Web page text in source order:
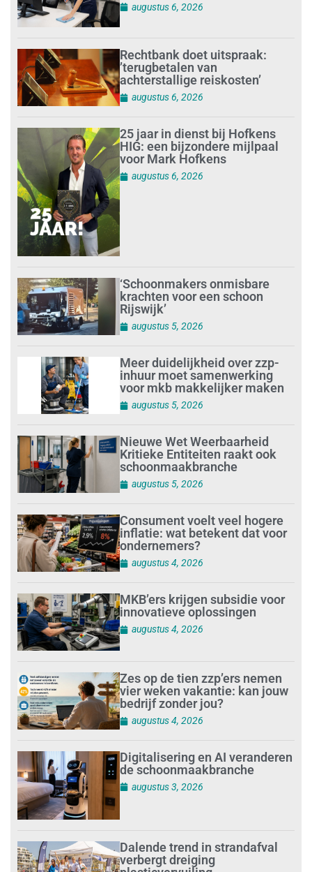
augustus 6, 2026
Rechtbank doet uitspraak:
’terugbetalen van
achterstallige reiskosten’
augustus 6, 2026
25 jaar in dienst bij Hofkens
HIG: een bijzondere mijlpaal
voor Mark Hofkens
augustus 6, 2026
‘Schoonmakers onmisbare
krachten voor een schoon
Rijswijk’
augustus 5, 2026
Meer duidelijkheid over zzp-
inhuur moet samenwerking
voor mkb makkelijker maken
augustus 5, 2026
Nieuwe Wet Weerbaarheid
Kritieke Entiteiten raakt ook
schoonmaakbranche
augustus 5, 2026
Consument voelt veel hogere
inflatie: wat betekent dat voor
ondernemers?
augustus 4, 2026
MKB’ers krijgen subsidie voor
innovatieve oplossingen
augustus 4, 2026
Zes op de tien zzp’ers nemen
vier weken vakantie: kan jouw
bedrijf zonder jou?
augustus 4, 2026
Digitalisering en AI veranderen
de schoonmaakbranche
augustus 3, 2026
Dalende trend in strandafval
verbergt dreiging